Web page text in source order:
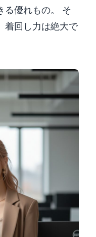
る優れもの。 そ
着回し力は絶大で